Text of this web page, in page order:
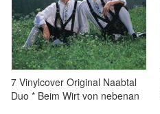
7 Vinylcover Original Naabtal
Duo * Beim Wirt von nebenan